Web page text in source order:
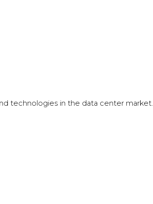
technologies in the data center market.